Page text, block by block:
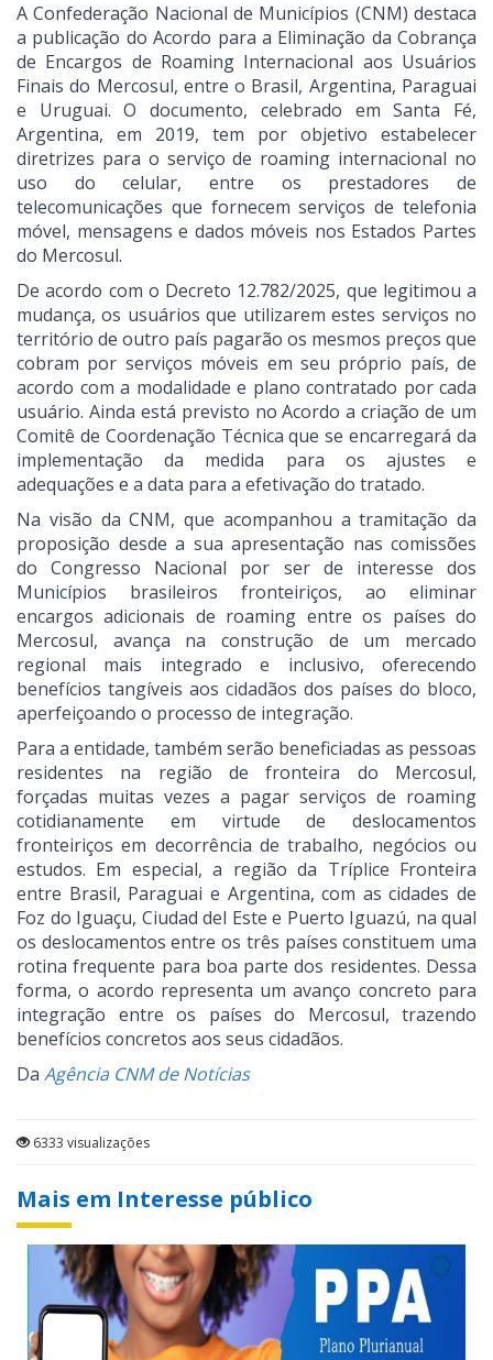
A Confederação Nacional de Municípios (CNM) destaca
a publicação do Acordo para a Eliminação da Cobrança
de Encargos de Roaming Internacional aos Usuários
Finais do Mercosul, entre o Brasil, Argentina, Paraguai
e Uruguai. O documento, celebrado em Santa Fé,
Argentina, em 2019, tem por objetivo estabelecer
diretrizes para o serviço de roaming internacional no
uso do celular, entre os prestadores de
telecomunicações que fornecem serviços de telefonia
móvel, mensagens e dados móveis nos Estados Partes
do Mercosul.
De acordo com o Decreto 12.782/2025, que legitimou a
mudança, os usuários que utilizarem estes serviços no
território de outro país pagarão os mesmos preços que
cobram por serviços móveis em seu próprio país, de
acordo com a modalidade e plano contratado por cada
usuário. Ainda está previsto no Acordo a criação de um
Comitê de Coordenação Técnica que se encarregará da
implementação da medida para os ajustes e
adequações e a data para a efetivação do tratado.
Na visão da CNM, que acompanhou a tramitação da
proposição desde a sua apresentação nas comissões
do Congresso Nacional por ser de interesse dos
Municípios brasileiros fronteiriços, ao eliminar
encargos adicionais de roaming entre os países do
Mercosul, avança na construção de um mercado
regional mais integrado e inclusivo, oferecendo
benefícios tangíveis aos cidadãos dos países do bloco,
aperfeiçoando o processo de integração.
Para a entidade, também serão beneficiadas as pessoas
residentes na região de fronteira do Mercosul,
forçadas muitas vezes a pagar serviços de roaming
cotidianamente em virtude de deslocamentos
fronteiriços em decorrência de trabalho, negócios ou
estudos. Em especial, a região da Tríplice Fronteira
entre Brasil, Paraguai e Argentina, com as cidades de
Foz do Iguaçu, Ciudad del Este e Puerto Iguazú, na qual
os deslocamentos entre os três países constituem uma
rotina frequente para boa parte dos residentes. Dessa
forma, o acordo representa um avanço concreto para
integração entre os países do Mercosul, trazendo
benefícios concretos aos seus cidadãos.
Da Agência CNM de Notícias
6333 visualizações
Mais em Interesse público